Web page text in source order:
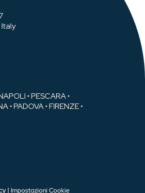
Italy
• PESCARA •
• PADOVA • FIRENZE •
| Impostazioni Cookie